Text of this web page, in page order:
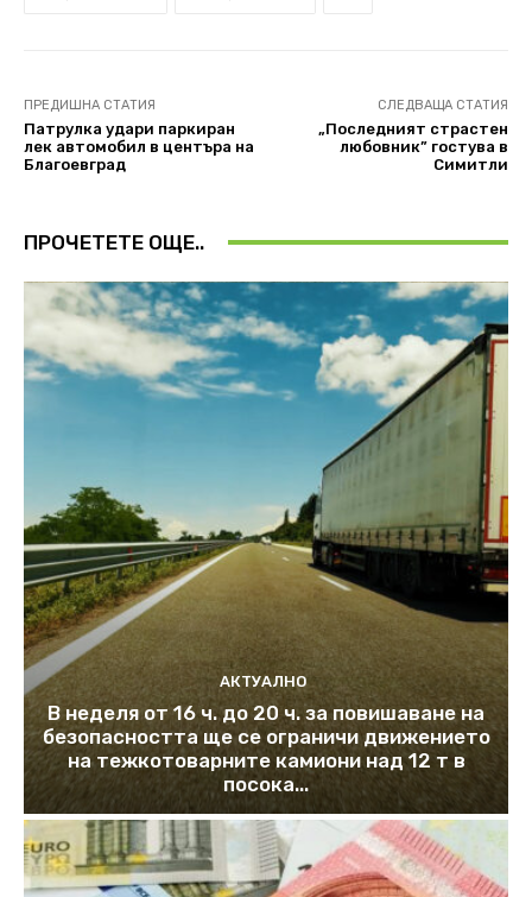
ПРЕДИШНА СТАТИЯ
Патрулка удари паркиран
лек автомобил в центъра на
Благоевград
СЛЕДВАЩА СТАТИЯ
„Последният страстен
любовник” гостува в
Симитли
ПРОЧЕТЕТЕ ОЩЕ..
АКТУАЛНО
В неделя от 16 ч. до 20 ч. за повишаване на
безопасността ще се ограничи движението
на тежкотоварните камиони над 12 т в
посока...